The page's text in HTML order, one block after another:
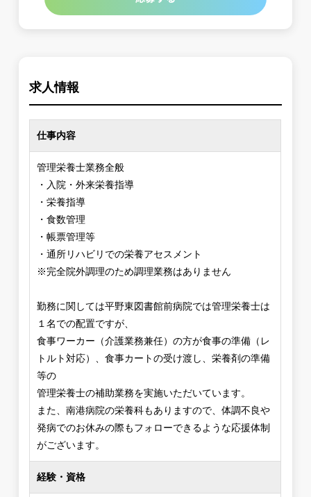
求人情報
仕事内容
管理栄養士業務全般
・入院・外来栄養指導
・栄養指導
・食数管理
・帳票管理等
・通所リハビリでの栄養アセスメント
※完全院外調理のため調理業務はありません
勤務に関しては平野東図書館前病院では管理栄養士は
１名での配置ですが、
食事ワーカー（介護業務兼任）の方が食事の準備（レ
トルト対応）、食事カートの受け渡し、栄養剤の準備
等の
管理栄養士の補助業務を実施いただいています。
また、南港病院の栄養科もありますので、体調不良や
発病でのお休みの際もフォローできるような応援体制
がございます。
経験・資格